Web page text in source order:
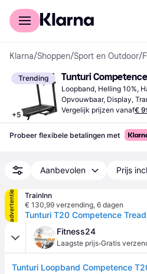
Voor shoppers
Klarna/Shoppen/Sport en Outdoor/
Trending
+5
Tunturi
Loopband, Helling 10%,
Opvouwbaar, Display,
Snelheidsmeter,
Vergelijk prijzen vanaf€
Probeer flexibele betalingen met
Aanbevolen Prijs
advertentie
TrainInn
€ 130,99 verzending, 6 dagen
Tunturi T20 Competence
Fitness24
Laagste prijs·Gratis
Tunturi Loopband Competence